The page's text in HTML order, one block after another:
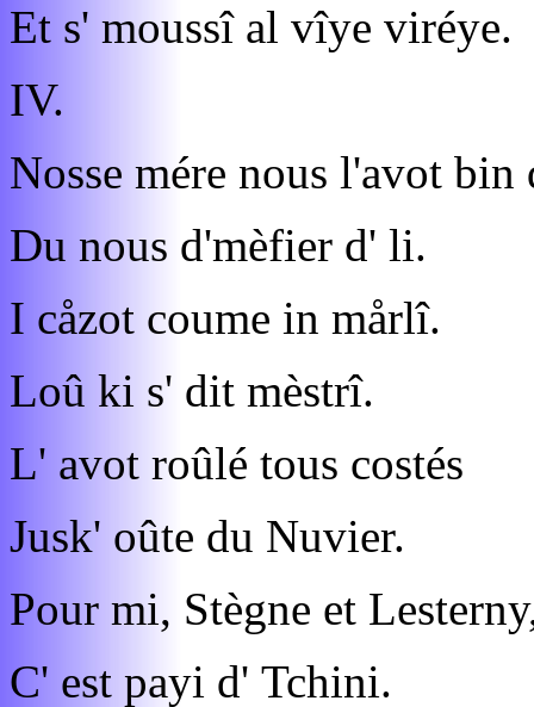
Et s' moussî al vîye viréye.
IV.
Nosse mére nous l'avot bin
Du nous d'mèfier d' li.
I cåzot coume in mårlî.
Loû ki s' dit mèstrî.
L' avot roûlé tous costés
Jusk' oûte du Nuvier.
Pour mi, Stègne et
C' est payi d' Tchini.